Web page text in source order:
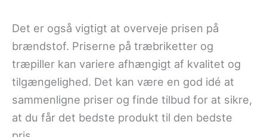
Det er også vigtigt at overveje prisen på
brændstof. Priserne på træbriketter og
træpiller kan variere afhængigt af kvalitet og
tilgængelighed. Det kan være en god idé at
sammenligne priser og finde tilbud for at sikre,
at du får det bedste produkt til den bedste